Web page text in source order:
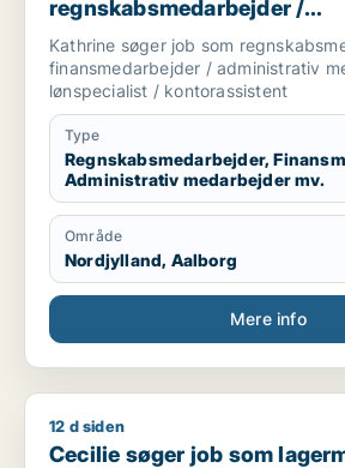
regnskabsmedarbejder /
finansmedarbejder /
medarbejder / lønspecialist
kontorassistent
Kathrine søger job som
finansmedarbejder / administrativ
lønspecialist / kontorassistent
Type
Regnskabsmedarbejder,
Administrativ medarbejder mv.
Område
Nordjylland, Aalborg
Mere info
Cecilie søger job som
12 d siden
Cecilie søger job som